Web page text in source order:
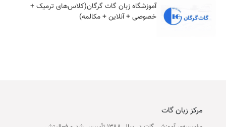
آموزشگاه زبان گات گرگان(کلاس‌های ترمیک +
خصوصی + آنلاین + مکالمه)
مرکز زبان گات